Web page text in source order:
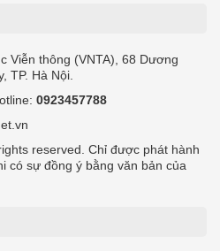
Viễn thông (VNTA), 68 Dương
TP. Hà Nội.
0923457788
reserved. Chỉ được phát hành
có sự đồng ý bằng văn bản của